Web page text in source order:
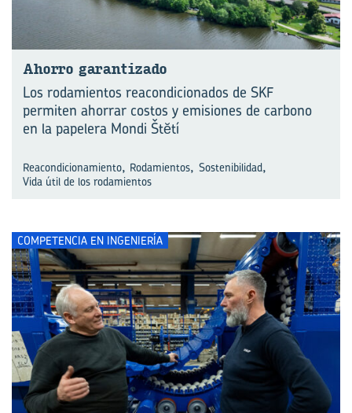
Aho­rro ga­ran­ti­za­do
Los rodamientos reacondicionados de SKF
permiten ahorrar costos y emisiones de carbono
en la papelera Mondi Štĕtí
Reacondicionamiento, Rodamientos, Sostenibilidad,
Vida útil de los rodamientos
COMPETENCIA EN INGENIERÍA